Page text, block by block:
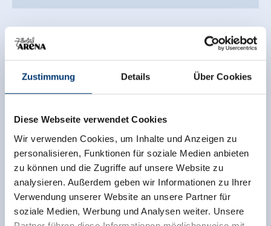
Zustimmung Details Über Cookies
Diese Webseite verwendet Cookies
Wir verwenden Cookies, um Inhalte und Anzeigen zu
personalisieren, Funktionen für soziale Medien anbieten
zu können und die Zugriffe auf unsere Website zu
analysieren. Außerdem geben wir Informationen zu Ihrer
Verwendung unserer Website an unsere Partner für
soziale Medien, Werbung und Analysen weiter. Unsere
Jetzt für den newsletter
anmelden!
Anmelden